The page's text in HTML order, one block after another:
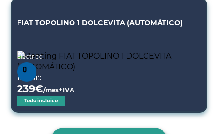
FIAT TOPOLINO 1 DOLCEVITA (AUTOMÁTICO)
Eléctrico
Desde:
239€/mes+IVA
Todo incluido